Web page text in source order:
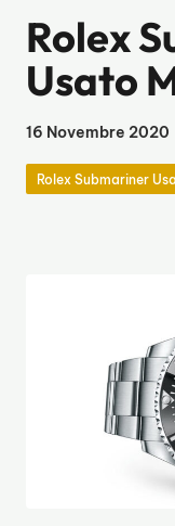
Rolex
Usato
16 Novembre 2020
Rolex Submariner